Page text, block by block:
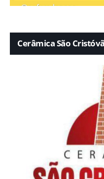
Cerâmica São